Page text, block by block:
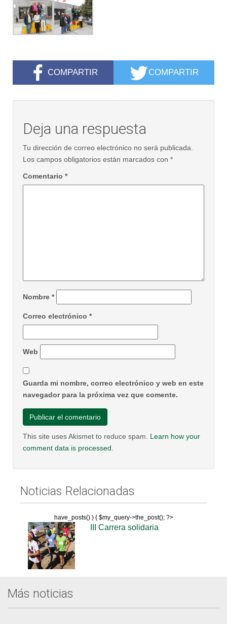
COMPARTIR COMPARTIR
Deja una respuesta
Tu dirección de correo electrónico no será publicada.
Los campos obligatorios están marcados con *
Comentario *
Nombre *
Correo electrónico *
Web
Guarda mi nombre, correo electrónico y web en este
navegador para la próxima vez que comente.
This site uses Akismet to reduce spam. Learn how your
comment data is processed.
Noticias Relacionadas
have_posts() ) { $my_query->the_post(); ?>
III Carrera solidaria
Más noticias